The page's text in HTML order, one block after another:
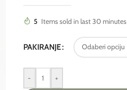
5 Items sold in last 30 minutes
PAKIRANJE
- +